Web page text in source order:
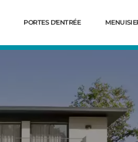
PORTES D'ENTRÉE